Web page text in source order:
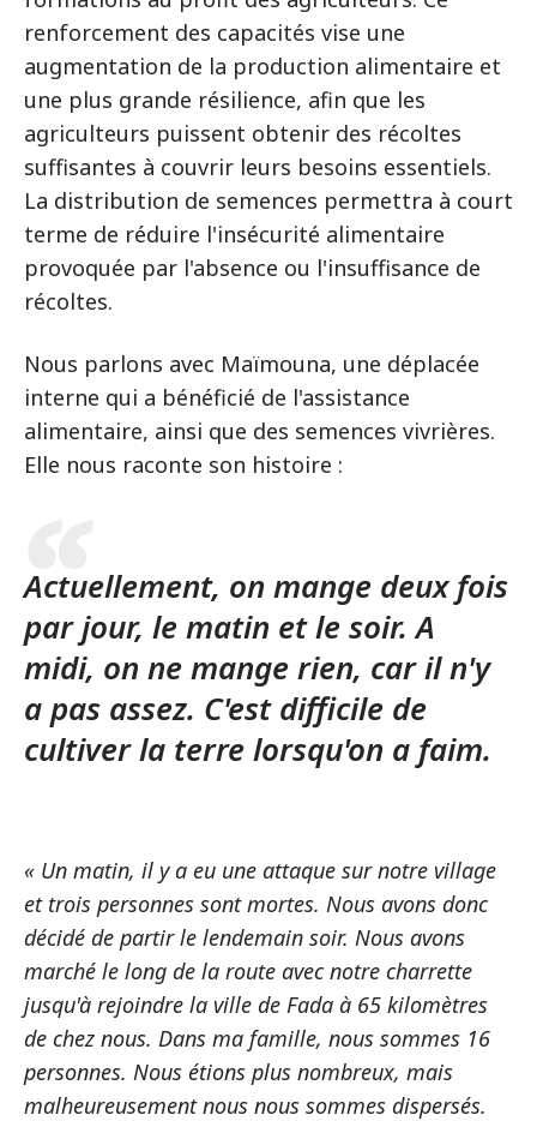
renforcement des capacités vise une
augmentation de la production alimentaire et
une plus grande résilience, afin que les
agriculteurs puissent obtenir des récoltes
suffisantes à couvrir leurs besoins essentiels.
La distribution de semences permettra à court
terme de réduire l'insécurité alimentaire
provoquée par l'absence ou l'insuffisance de
récoltes.
Nous parlons avec Maïmouna, une déplacée
interne qui a bénéficié de l'assistance
alimentaire, ainsi que des semences vivrières.
Elle nous raconte son histoire :
Actuellement, on mange deux fois
par jour, le matin et le soir. A
midi, on ne mange rien, car il n'y
a pas assez. C'est difficile de
cultiver la terre lorsqu'on a faim.
« Un matin, il y a eu une attaque sur notre village
et trois personnes sont mortes. Nous avons donc
décidé de partir le lendemain soir. Nous avons
marché le long de la route avec notre charrette
jusqu'à rejoindre la ville de Fada à 65 kilomètres
de chez nous. Dans ma famille, nous sommes 16
personnes. Nous étions plus nombreux, mais
malheureusement nous nous sommes dispersés.